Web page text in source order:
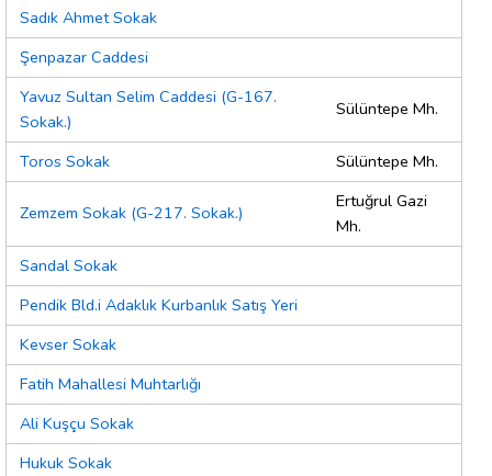
Sadık Ahmet Sokak
Şenpazar Caddesi
Yavuz Sultan Selim Caddesi (G-167.
Sokak.)
Sülüntepe Mh.
Toros Sokak Sülüntepe Mh.
Zemzem Sokak (G-217. Sokak.)
Ertuğrul Gazi
Mh.
Sandal Sokak
Pendik Bld.i Adaklık Kurbanlık Satış Yeri
Kevser Sokak
Fatih Mahallesi Muhtarlığı
Ali Kuşçu Sokak
Hukuk Sokak